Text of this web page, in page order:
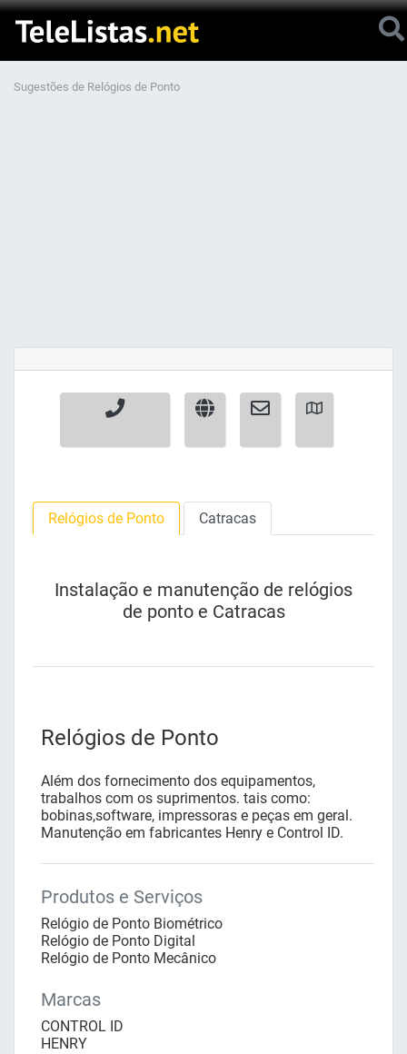
Sugestões de Relógios de Ponto
Relógios de Ponto Catracas
Instalação e manutenção de relógios
de ponto e Catracas
Relógios de Ponto
Além dos fornecimento dos equipamentos,
trabalhos com os suprimentos. tais como:
bobinas,software, impressoras e peças em geral.
Manutenção em fabricantes Henry e Control ID.
Produtos e Serviços
Relógio de Ponto Biométrico
Relógio de Ponto Digital
Relógio de Ponto Mecânico
Marcas
CONTROL ID
HENRY